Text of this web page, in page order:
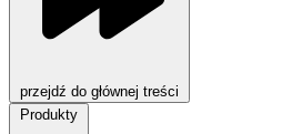
przejdź do głównej treści
Produkty